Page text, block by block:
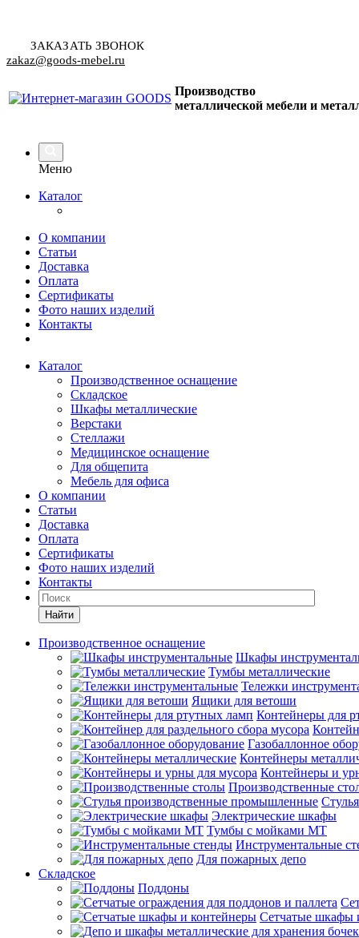
ЗАКАЗАТЬ ЗВОНОК
zakaz@goods-mebel.ru
Производство
металлической мебели и
Меню
Каталог
О компании
Статьи
Доставка
Оплата
Сертификаты
Фото наших изделий
Контакты
Каталог
Производственное оснащение
Складское
Шкафы металлические
Верстаки
Стеллажи
Медицинское оснащение
Для общепита
Мебель для офиса
О компании
Статьи
Доставка
Оплата
Сертификаты
Фото наших изделий
Контакты
Найти
Производственное оснащение
Шкафы
Тумбы металлические
Тележки
Ящики для ветоши
Контейнеры для
Газобаллонное
Контейнеры
Контейнеры и
Производственные
Электрические шкафы
Тумбы с мойками МТ
Инструментальные
Для пожарных депо
Складское
Поддоны
Сетчатые шкафы